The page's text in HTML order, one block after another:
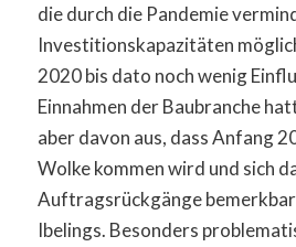
die durch die Pandemie
Investitionskapazitäten
2020 bis dato noch wenig
Einnahmen der Baubranche
aber davon aus, dass Anfang
Wolke kommen wird und sich
Auftragsrückgänge bemerkbar
Ibelings. Besonders